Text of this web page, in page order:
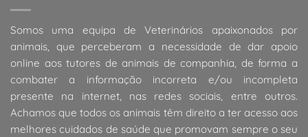
Somos uma equipa de Veterinários apaixonados por
animais, que perceberam a necessidade de dar apoio
online aos tutores de animais de companhia, de forma a
combater a informação incorreta e/ou incompleta
presente na internet, nas redes sociais, entre outros.
Achamos que todos os animais têm direito a ter acesso aos
melhores cuidados de saúde que promovam sempre o seu